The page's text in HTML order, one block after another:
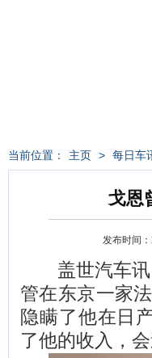
当前位置： 主页 > 每日车
戈恩
发布时间
盖世汽车讯
管在东京一家
隐瞒了他在日
了他的收入，